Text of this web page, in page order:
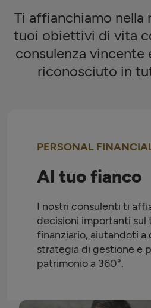
Ti affianchiamo nella
tuoi obiettivi di vita
consulenza vincente
riconosciuto in
PERSONAL
Al tuo fianco
I nostri consulenti ti
decisioni importanti sul
finanziario, aiutandoti a
strategia di gestione e
patrimonio a 360°.